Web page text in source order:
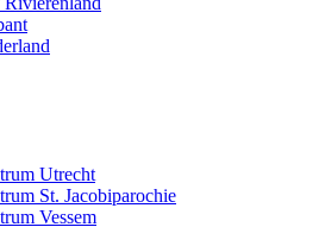
Utrecht
St. Jacobiparochie
Vessem